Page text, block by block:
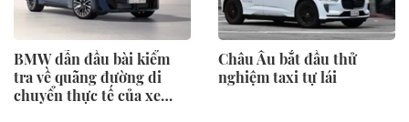
BMW dẫn đầu bài kiểm
tra về quãng đường di
chuyển thực tế của xe
Châu Âu bắt đầu thử
nghiệm taxi tự lái